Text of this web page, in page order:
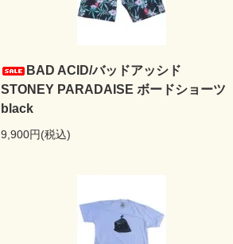
BAD ACID/バッドアッシド
STONEY PARADAISE ボードショーツ
black
9,900円(税込)